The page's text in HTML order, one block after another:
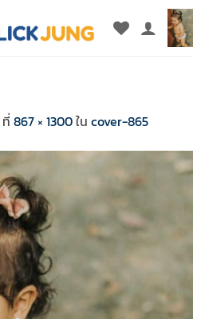
ที่ 867 × 1300ใน cover-865